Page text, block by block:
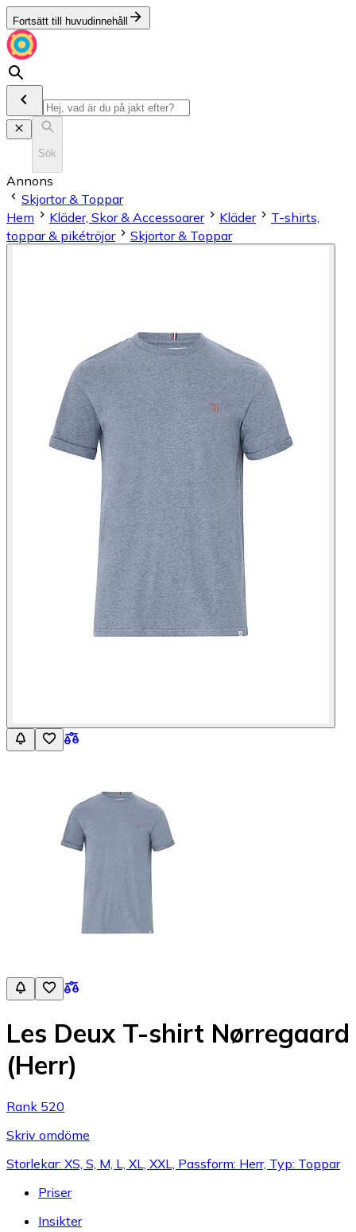
Fortsätt till huvudinnehåll
Sök
Annons
Skjortor & Toppar
Hem
Kläder, Skor & Accessoarer Kläder
T-shirts,
toppar & pikétröjor
Skjortor & Toppar
Les Deux T-shirt Nørregaard
(Herr)
Rank 520
Skriv omdöme
Storlekar: XS, S, M, L, XL, XXL, Passform: Herr, Typ: Toppar
Priser
Insikter